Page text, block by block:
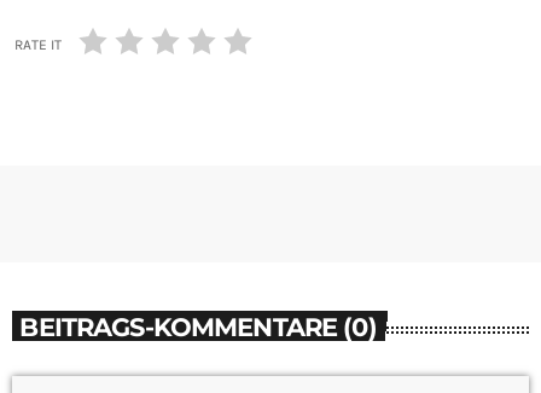
RATE IT
BEITRAGS-KOMMENTARE (0)